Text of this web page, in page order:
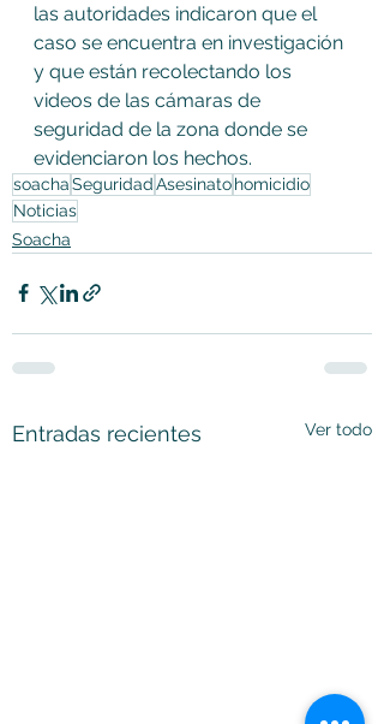
las autoridades indicaron que el
caso se encuentra en investigación
y que están recolectando los
videos de las cámaras de
seguridad de la zona donde se
evidenciaron los hechos.
soachaSeguridadAsesinatohomicidio
Noticias
Soacha
Entradas recientes Ver todo